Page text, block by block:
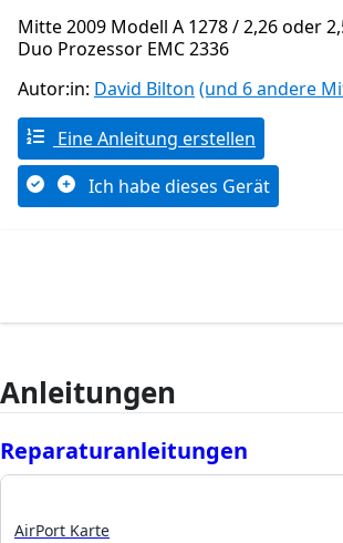
Mitte 2009 Modell A 1278 / 2,26 oder
Duo Prozessor EMC 2336
Autor:in: David Bilton (und 6 andere
Eine Anleitung erstellen
Ich habe dieses Gerät
Anleitungen
Reparaturanleitungen
AirPort Karte